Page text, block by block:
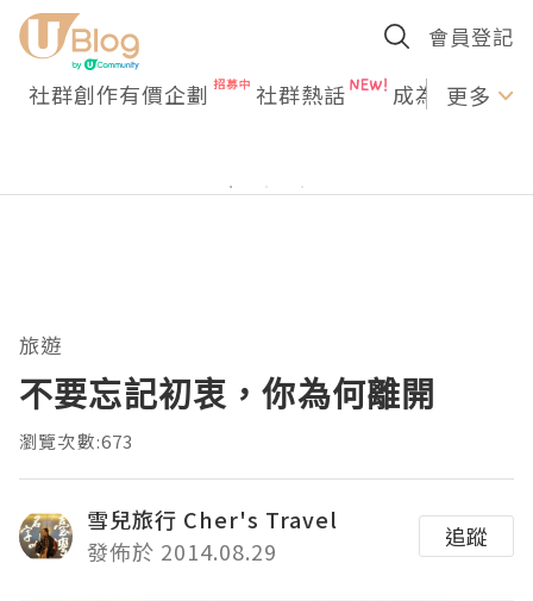
會員登記
社群創作有價企劃 社群熱話 成為U更多
旅遊
不要忘記初衷，你為何離開
瀏覽次數:673
雪兒旅行 Cher's Travel
發佈於 2014.08.29
追蹤